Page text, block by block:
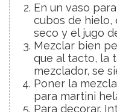
En un vaso
cubos de hielo,
seco y el jugo
Mezclar bien
que al tacto, la
mezclador, se
Poner la
para martini
Para decorar.